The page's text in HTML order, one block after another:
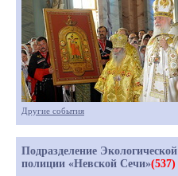
Другие события
Подразделение Экологической
полиции «Невской Сечи»(537)